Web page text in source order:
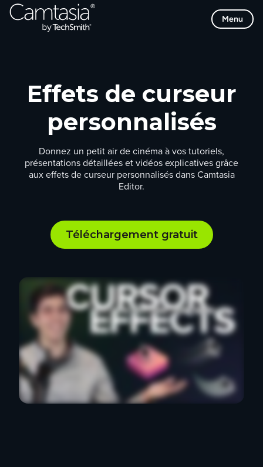
Passer
directement
Menu
Effets de curseur
personnalisés
Donnez un petit air de cinéma à vos tutoriels,
présentations détaillées et vidéos explicatives grâce
aux effets de curseur personnalisés dans Camtasia
Editor.
Téléchargement gratuit